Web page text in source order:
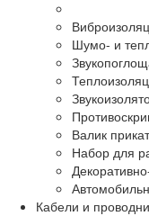
Шумо- и
Валик
Набор для
Кабели и